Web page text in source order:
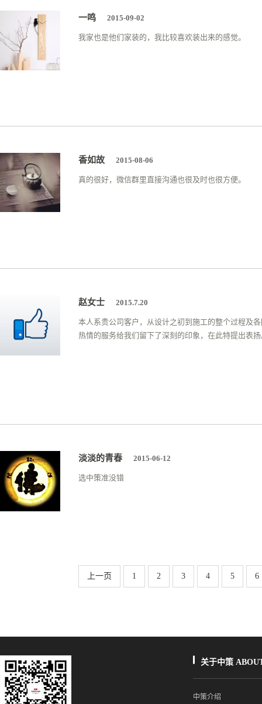
一鸣 2015-09-02
我家也是他们家装的，我比较喜欢装出来的感觉。
香如故 2015-08-06
真的很好，微信群里直接沟通也很及时也很方便。
赵女士 2015.7.20
本人系贵公司客户，从设计之初到施工的整个过程及
热情的服务给我们留下了深刻的印象，在此特提出表
淡淡的青春 2015-06-12
选中策准没错
上一页 1 2 3 4 5 6
关于中策
中策介绍